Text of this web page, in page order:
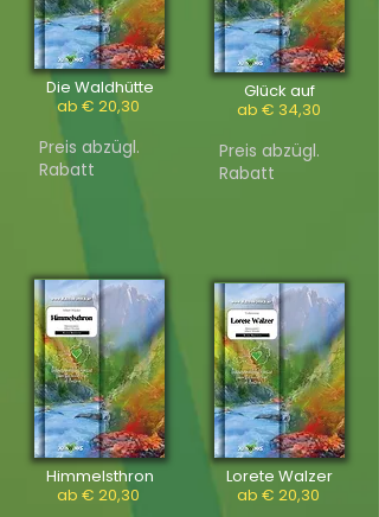
Die Waldhütte
ab € 20,30
Preis abzügl.
Rabatt
Himmelsthron
ab € 20,30
Glück auf
ab € 34,30
Preis abzügl.
Rabatt
Lorete Walzer
ab € 20,30